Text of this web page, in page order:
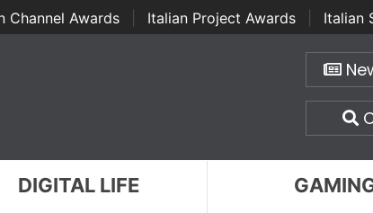
Channel Awards Italian Project Awards
Italian
DIGITAL LIFE